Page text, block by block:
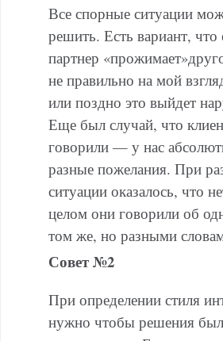
Все спорные ситуации
решить. Есть вариант, что
партнер
не правильно на мой
или поздно это выйдет
Еще был случай, что
говорили — у нас
разные пожелания. При
ситуации оказалось, что
целом они говорили об
том же, но разными
Совет №2
При определении стиля
нужно чтобы решения